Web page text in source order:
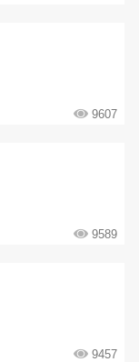
9607
9589
9457